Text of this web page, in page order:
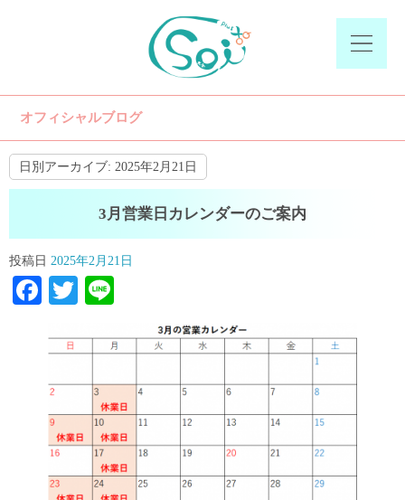
オフィシャルブログ
日別アーカイブ: 2025年2月21日
3月営業日カレンダーのご案内
投稿日 2025年2月21日
Facebook
Twitter